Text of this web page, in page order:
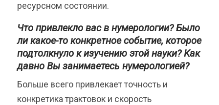
ресурсном состоянии.
Что привлекло вас в нумерологии? Было
ли какое-то конкретное событие, которое
подтолкнуло к изучению этой науки? Как
давно Вы занимаетесь нумерологией?
Больше всего привлекает точность и
конкретика трактовок и скорость